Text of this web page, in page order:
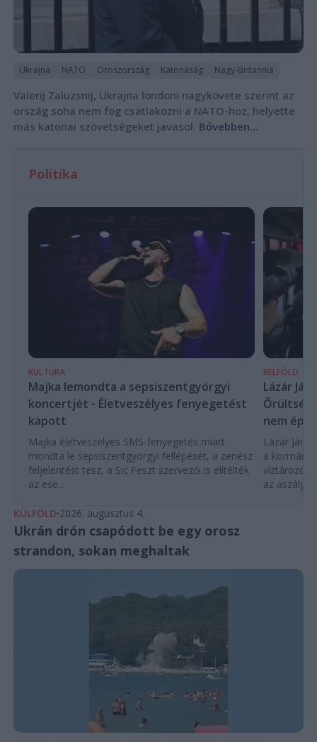
Ukrajna NATO Oroszország Katonaság Nagy-Britannia
Valerij Zaluzsnij, Ukrajna londoni nagykövete szerint az
ország soha nem fog csatlakozni a NATO-hoz, helyette
más katonai szövetségeket javasol. Bővebben...
Politika
KULTÚRA
Majka lemondta a sepsiszentgyörgyi
koncertjét - Életveszélyes fenyegetést
kapott
Majka életveszélyes SMS-fenyegetés miatt
mondta le sepsiszentgyörgyi fellépését, a zenész
feljelentést tesz, a Sic Feszt szervezői is elítélték
az ese...
BELFÖLD
Lázár
Őrültség
nem
Lázár
a kormány
az
KÜLFÖLD 2026. augusztus 4.
Ukrán drón csapódott be egy orosz
strandon, sokan meghaltak